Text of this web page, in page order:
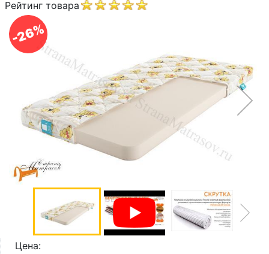
Open submenu (Шкафы)
Шкафы
О компании
Контакты
Доставка по городу
-26%
Рейтинг товара
Цена: